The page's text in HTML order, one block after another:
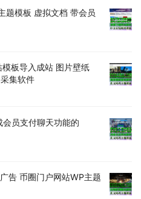
题模板 虚拟文档 带会员
板导入成站 图片壁纸
集软件
员支付聊天功能的
告 币圈门户网站WP主题